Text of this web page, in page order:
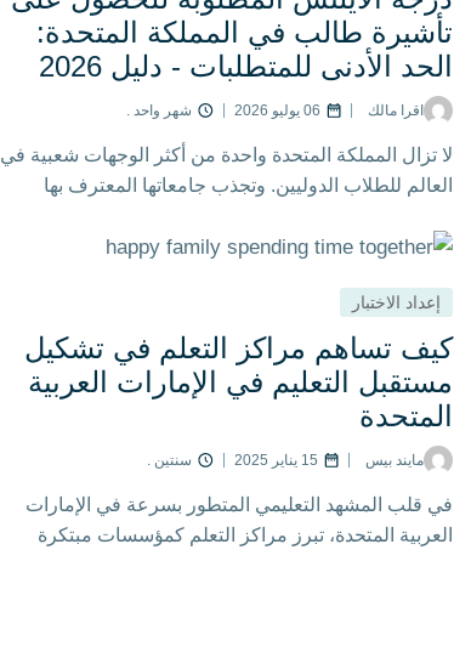
تأشيرة طالب في المملكة المتحدة:
الحد الأدنى للمتطلبات - دليل 2026
اقرا مالك 06 يوليو 2026 شهر واحد .
لا تزال المملكة المتحدة واحدة من أكثر الوجهات شعبية في
العالم للطلاب الدوليين. وتجذب جامعاتها المعترف بها
الممتازة آلاف المتقدمين كل عام
إعداد الاختبار
كيف تساهم مراكز التعلم في تشكيل
مستقبل التعليم في الإمارات العربية
المتحدة
مايند بيس 15 يناير 2025 سنتين .
في قلب المشهد التعليمي المتطور بسرعة في الإمارات
العربية المتحدة، تبرز مراكز التعلم كمؤسسات مبتكرة